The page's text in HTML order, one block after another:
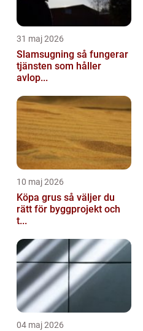
31 maj 2026
Slamsugning så fungerar
tjänsten som håller
avlop...
10 maj 2026
Köpa grus så väljer du
rätt för byggprojekt och
t...
04 maj 2026